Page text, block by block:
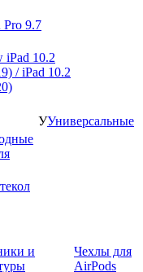
Pro 9.7
iPad 10.2
/ iPad 10.2
УУниверсальные
и
Чехлы для
AirPods